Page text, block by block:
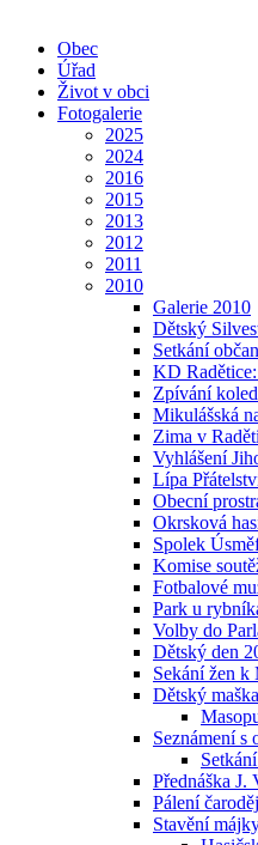
Obec
Úřad
Život v obci
Fotogalerie
2025
2024
2016
2015
2013
2012
2011
2010
Galerie 2010
Dětský
Setkání
KD
Zpívání
Mikulášská
Zima v
Vyhlášení
Lípa
Obecní
Okrsková
Spolek
Komise
Fotbalové
Park u
Volby do
Dětský den
Sekání žen
Dětský
Seznámení s
Přednáška J.
Pálení
Stavění